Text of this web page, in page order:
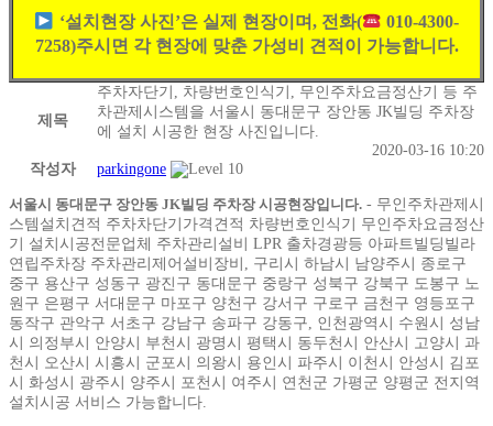
‘설치현장 사진’은 실제 현장이며, 전화(
010-4300-
7258)주시면 각 현장에 맞춘 가성비 견적이 가능합니다.
제목
주차자단기, 차량번호인식기, 무인주차요금정산기 등 주
차관제시스템을 서울시 동대문구 장안동 JK빌딩 주차장
에 설치 시공한 현장 사진입니다.
2020-03-16 10:20
작성자
parkingone
서울시 동대문구 장안동 JK빌딩 주차장 시공현장입니다. - 무인주차관제시
스템설치견적 주차차단기가격견적 차량번호인식기 무인주차요금정산
기 설치시공전문업체 주차관리설비 LPR 출차경광등 아파트빌딩빌라
연립주차장 주차관리제어설비장비, 구리시 하남시 남양주시 종로구
중구 용산구 성동구 광진구 동대문구 중랑구 성북구 강북구 도봉구 노
원구 은평구 서대문구 마포구 양천구 강서구 구로구 금천구 영등포구
동작구 관악구 서초구 강남구 송파구 강동구, 인천광역시 수원시 성남
시 의정부시 안양시 부천시 광명시 평택시 동두천시 안산시 고양시 과
천시 오산시 시흥시 군포시 의왕시 용인시 파주시 이천시 안성시 김포
시 화성시 광주시 양주시 포천시 여주시 연천군 가평군 양평군 전지역
설치시공 서비스 가능합니다.